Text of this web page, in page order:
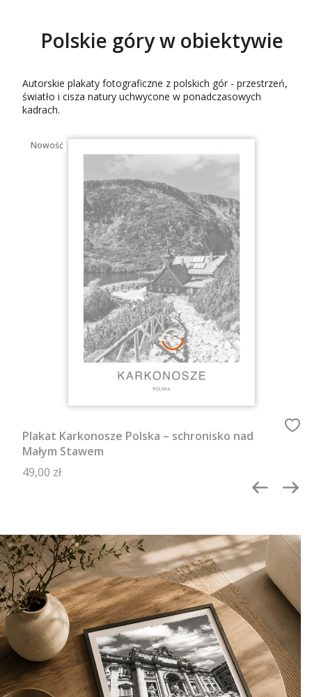
Polskie góry w obiektywie
Autorskie plakaty fotograficzne z polskich gór - przestrzeń,
światło i cisza natury uchwycone w ponadczasowych
kadrach.
Nowość
Plakat Karkonosze Polska – schronisko nad
Małym Stawem
Cena
49,00 zł